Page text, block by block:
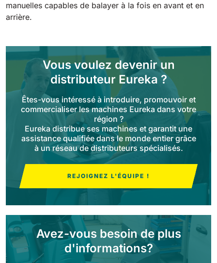
E55
E51
530 mm 2280 m²/h
E61
610 mm 2625 m²/h
E71
710 mm 3195 m²/h
810 mm 3645 m²/h
Autolaveuses autoportées
Voir tous
Tigra
1200 mm 10200 m²/h
Rider Lift
1200 mm 7865 m²/h
Xtrema
1400 mm 12600 m²/h
1570 mm 18840 m²/h
Bull 200
2100 mm 29400 m²/h
manuelles capables de balayer à la fois en avant et en
arrière.
Vous voulez devenir un
distributeur Eureka ?
Êtes-vous intéressé à introduire, promouvoir et
commercialiser les machines Eureka dans votre
région ?
Eureka distribue ses machines et garantit une
assistance qualifiée dans le monde entier grâce
à un réseau de distributeurs spécialisés.
REJOIGNEZ L'ÉQUIPE !
Avez-vous besoin de plus
d'informations?